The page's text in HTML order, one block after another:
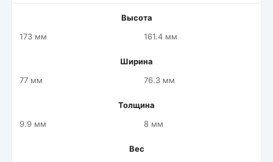
Высота
173 мм
161.4 мм
Ширина
77 мм
76.3 мм
Толщина
9.9 мм
8 мм
Вес